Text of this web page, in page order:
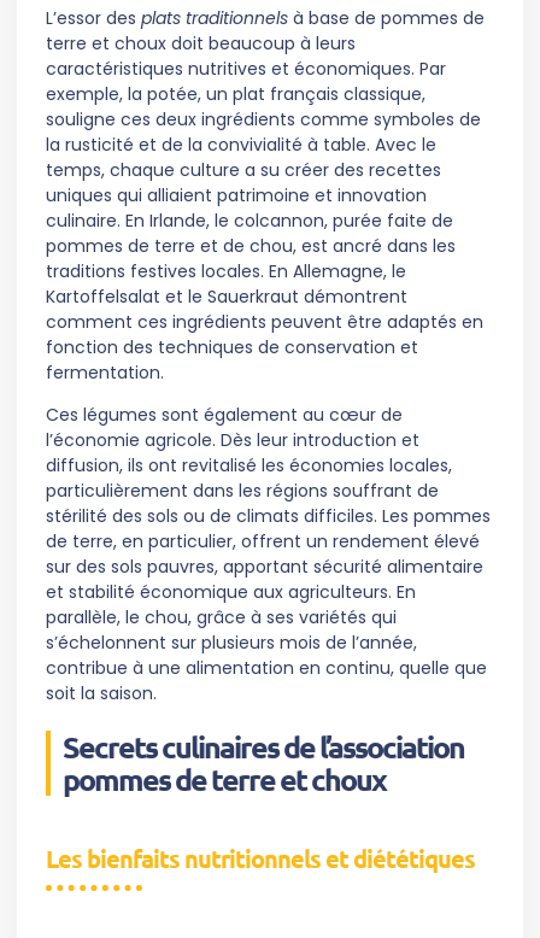
L’essor des plats traditionnels à base de pommes de
terre et choux doit beaucoup à leurs
caractéristiques nutritives et économiques. Par
exemple, la potée, un plat français classique,
souligne ces deux ingrédients comme symboles de
la rusticité et de la convivialité à table. Avec le
temps, chaque culture a su créer des recettes
uniques qui alliaient patrimoine et innovation
culinaire. En Irlande, le colcannon, purée faite de
pommes de terre et de chou, est ancré dans les
traditions festives locales. En Allemagne, le
Kartoffelsalat et le Sauerkraut démontrent
comment ces ingrédients peuvent être adaptés en
fonction des techniques de conservation et
fermentation.
Ces légumes sont également au cœur de
l’économie agricole. Dès leur introduction et
diffusion, ils ont revitalisé les économies locales,
particulièrement dans les régions souffrant de
stérilité des sols ou de climats difficiles. Les pommes
de terre, en particulier, offrent un rendement élevé
sur des sols pauvres, apportant sécurité alimentaire
et stabilité économique aux agriculteurs. En
parallèle, le chou, grâce à ses variétés qui
s’échelonnent sur plusieurs mois de l’année,
contribue à une alimentation en continu, quelle que
soit la saison.
Secrets culinaires de l’association
pommes de terre et choux
Les bienfaits nutritionnels et diététiques